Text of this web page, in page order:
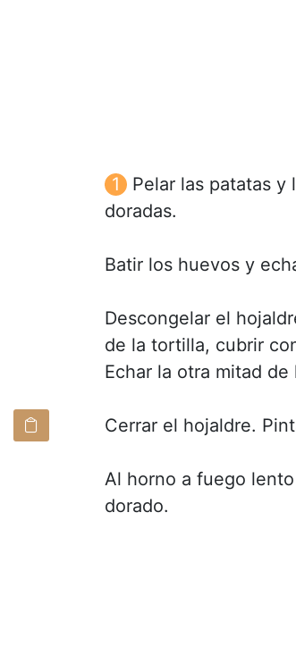
Pelar las patatas
doradas.
Batir los huevos y
Descongelar el
de la tortilla, cubrir
Echar la otra mitad
Cerrar el hojaldre.
Al horno a fuego
dorado.